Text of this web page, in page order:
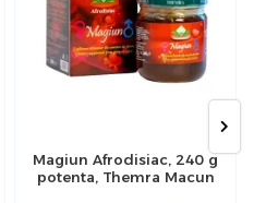
Magiun Afrodisiac, 240 g
potenta, Themra Macun